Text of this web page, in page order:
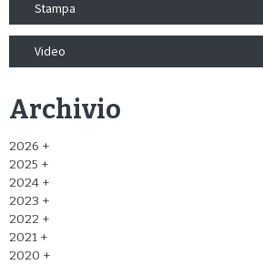
Stampa
Video
Archivio
2026
2025
2024
2023
2022
2021
2020